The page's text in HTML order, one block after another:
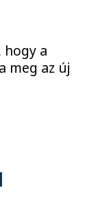
hogy a
meg az új